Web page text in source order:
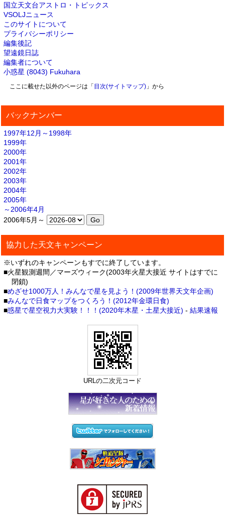
国立天文台アストロ・トピックス
VSOLJニュース
このサイトについて
プライバシーポリシー
編集後記
望遠鏡日誌
編集者について
小惑星 (8043) Fukuhara
ここに載せた以外のページは「 目次(サイトマップ)」から
バックナンバー
1997年12月～1998年
1999年
2000年
2001年
2002年
2003年
2004年
2005年
～2006年4月
2006年5月～
協力した天文キャンペーン
※いずれのキャンペーンもすでに終了しています。
■火星観測週間／マーズウィーク(2003年火星大接近 サイトはすでに
閉鎖)
■めざせ1000万人！みんなで星を見よう！(2009年世界天文年企画)
■みんなで日食マップをつくろう！(2012年金環日食)
■惑星で星空視力大実験！！！(2020年木星・土星大接近) - 結果速報
URLの二次元コード